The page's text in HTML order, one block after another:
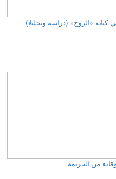
كتابه «الروح» (دراسة وتحليلا)
من الجريمة